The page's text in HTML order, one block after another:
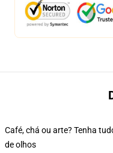
Café, chá ou arte? Tenha
de olhos